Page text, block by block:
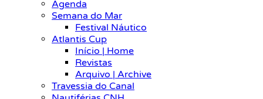
Agenda
Semana do Mar
Festival Náutico
Atlantis Cup
Início | Home
Revistas
Arquivo | Archive
Travessia do Canal